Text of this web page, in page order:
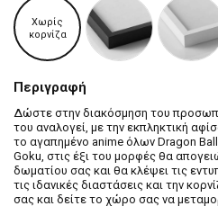
Χωρίς
κορνίζα
Περιγραφή
Δώστε στην διακόσμηση του
του αναλογεί, με την εκπληκτική
το αγαπημένο anime όλων Dragon
Goku, στις έξι του μορφές θα
δωματίου σας και θα κλέψει τις
τις ιδανικές διαστάσεις και την
σας και δείτε το χώρο σας να